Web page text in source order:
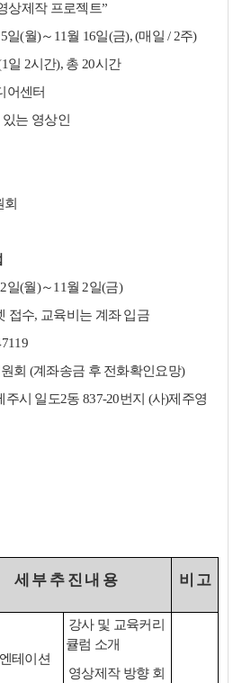
상제작 프로젝트”
일(월)～11월 16일(금), (매일 / 2주)
일 2시간), 총 20시간
어센터
는 영상인
일(월)～11월 2일(금)
접수, 교육비는 계좌 입금
회 (계좌송금 후 전화확인요망)
시 일도2동 837-20번지 (사)제주영
세 부 추 진 내 용 비 고
테이션
강사 및 교육커리
큘럼 소개
영상제작 방향 회